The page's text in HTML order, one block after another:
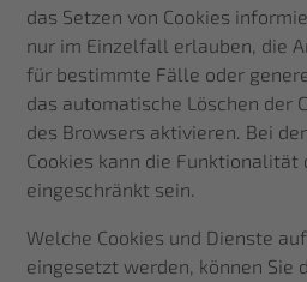
das Setzen von Cookies
nur im Einzelfall erlauben, die
für bestimmte Fälle oder
das automatische Löschen der
des Browsers aktivieren. Bei
Cookies kann die Funktionalität
eingeschränkt sein.
Welche Cookies und Dienste
eingesetzt werden, können Sie